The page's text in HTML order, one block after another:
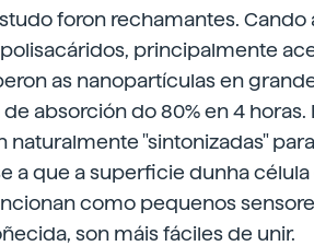
foron rechamantes.
principalmente
as nanopartículas en
absorción do 80% en 4
naturalmente "sintonizadas"
a que a superficie dunha
como pequenos
son máis fáciles de unir.